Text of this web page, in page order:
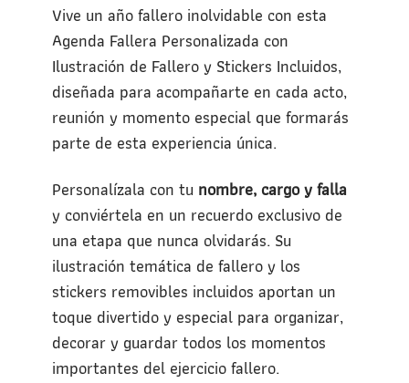
Vive un año fallero inolvidable con esta
Agenda Fallera Personalizada con
Ilustración de Fallero y Stickers Incluidos,
diseñada para acompañarte en cada acto,
reunión y momento especial que formarás
parte de esta experiencia única.
Personalízala con tu nombre, cargo y falla
y conviértela en un recuerdo exclusivo de
una etapa que nunca olvidarás. Su
ilustración temática de fallero y los
stickers removibles incluidos aportan un
toque divertido y especial para organizar,
decorar y guardar todos los momentos
importantes del ejercicio fallero.